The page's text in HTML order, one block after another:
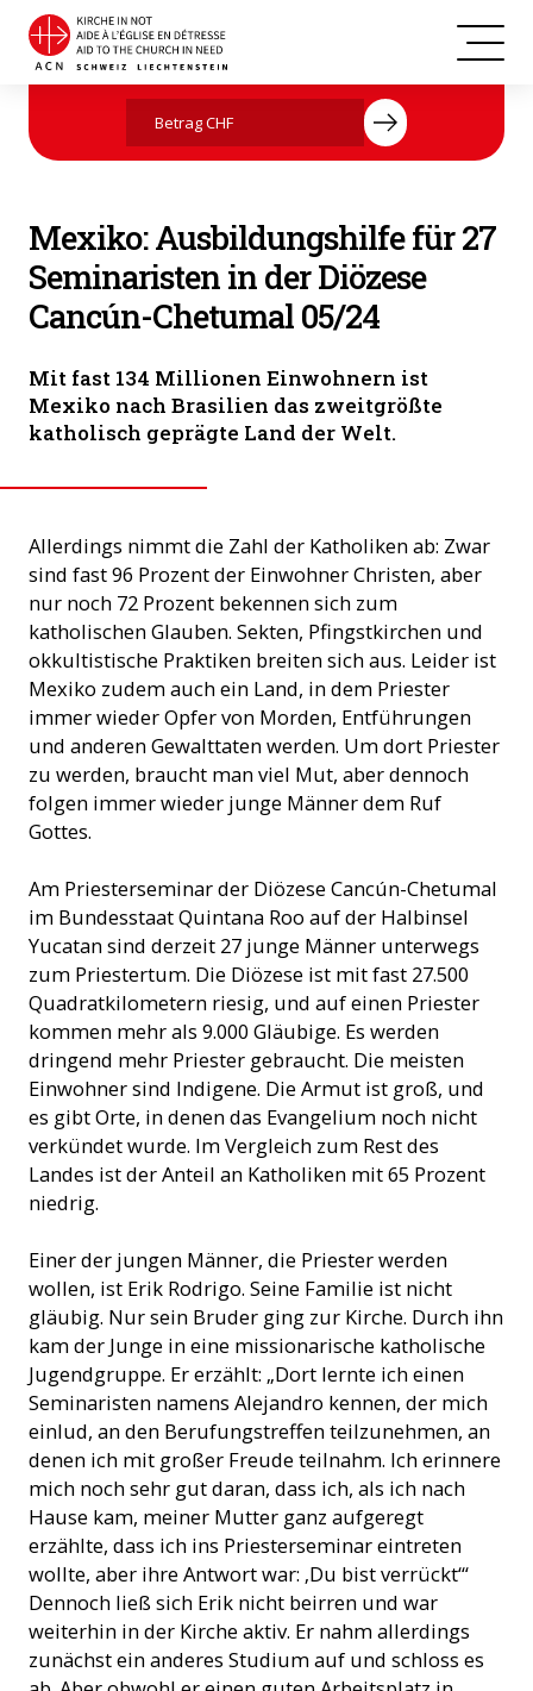
Jetzt mit Ihrer Spende helfen
Mexiko: Ausbildungshilfe für 27
Seminaristen in der Diözese
Cancún-Chetumal 05/24
Mit fast 134 Millionen Einwohnern ist
Mexiko nach Brasilien das zweitgrößte
katholisch geprägte Land der Welt.
Allerdings nimmt die Zahl der Katholiken ab: Zwar
sind fast 96 Prozent der Einwohner Christen, aber
nur noch 72 Prozent bekennen sich zum
katholischen Glauben. Sekten, Pfingstkirchen und
okkultistische Praktiken breiten sich aus. Leider ist
Mexiko zudem auch ein Land, in dem Priester
immer wieder Opfer von Morden, Entführungen
und anderen Gewalttaten werden. Um dort Priester
zu werden, braucht man viel Mut, aber dennoch
folgen immer wieder junge Männer dem Ruf
Gottes.
Am Priesterseminar der Diözese Cancún-Chetumal
im Bundesstaat Quintana Roo auf der Halbinsel
Yucatan sind derzeit 27 junge Männer unterwegs
zum Priestertum. Die Diözese ist mit fast 27.500
Quadratkilometern riesig, und auf einen Priester
kommen mehr als 9.000 Gläubige. Es werden
dringend mehr Priester gebraucht. Die meisten
Einwohner sind Indigene. Die Armut ist groß, und
es gibt Orte, in denen das Evangelium noch nicht
verkündet wurde. Im Vergleich zum Rest des
Landes ist der Anteil an Katholiken mit 65 Prozent
niedrig.
Einer der jungen Männer, die Priester werden
wollen, ist Erik Rodrigo. Seine Familie ist nicht
gläubig. Nur sein Bruder ging zur Kirche. Durch ihn
kam der Junge in eine missionarische katholische
Jugendgruppe. Er erzählt: „Dort lernte ich einen
Seminaristen namens Alejandro kennen, der mich
einlud, an den Berufungstreffen teilzunehmen, an
denen ich mit großer Freude teilnahm. Ich erinnere
mich noch sehr gut daran, dass ich, als ich nach
Hause kam, meiner Mutter ganz aufgeregt
erzählte, dass ich ins Priesterseminar eintreten
wollte, aber ihre Antwort war: ‚Du bist verrückt‘“
Dennoch ließ sich Erik nicht beirren und war
weiterhin in der Kirche aktiv. Er nahm allerdings
zunächst ein anderes Studium auf und schloss es